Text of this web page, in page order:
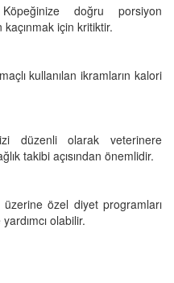
doğru porsiyon
kaçınmak için kritiktir.
kullanılan ikramların kalori
düzenli olarak veterinere
takibi açısından önemlidir.
özel diyet programları
olabilir.